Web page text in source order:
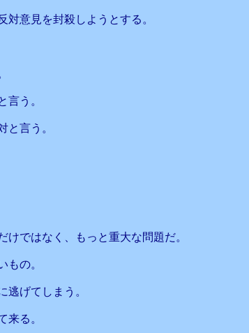
対意見を封殺しようとする。
言う。
と言う。
ではなく、もっと重大な問題だ。
もの。
逃げてしまう。
来る。